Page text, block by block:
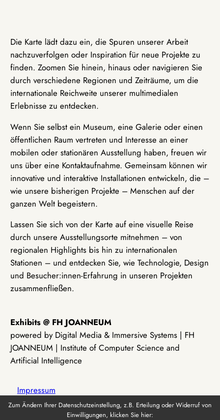
Die Karte lädt dazu ein, die Spuren unserer Arbeit
nachzuverfolgen oder Inspiration für neue Projekte zu
finden. Zoomen Sie hinein, hinaus oder navigieren Sie
durch verschiedene Regionen und Zeiträume, um die
internationale Reichweite unserer multimedialen
Erlebnisse zu entdecken.
Wenn Sie selbst ein Museum, eine Galerie oder einen
öffentlichen Raum vertreten und Interesse an einer
mobilen oder stationären Ausstellung haben, freuen wir
uns über eine Kontaktaufnahme. Gemeinsam können wir
innovative und interaktive Installationen entwickeln, die –
wie unsere bisherigen Projekte – Menschen auf der
ganzen Welt begeistern.
Lassen Sie sich von der Karte auf eine visuelle Reise
durch unsere Ausstellungsorte mitnehmen – von
regionalen Highlights bis hin zu internationalen
Stationen – und entdecken Sie, wie Technologie, Design
und Besucher:innen-Erfahrung in unseren Projekten
zusammenfließen.
Exhibits @ FH JOANNEUM
powered by Digital Media & Immersive Systems | FH
JOANNEUM | Institute of Computer Science and
Artificial Intelligence
Impressum
Zum Ändern Ihrer Datenschutzeinstellung, z.B. Erteilung oder Widerruf von
Einwilligungen, klicken Sie hier: